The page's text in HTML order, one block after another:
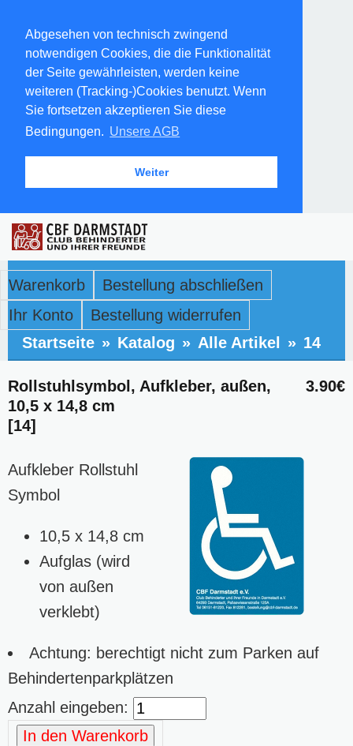
Abgesehen von technisch zwingend
notwendigen Cookies, die die Funktionalität
der Seite gewährleisten, werden keine
weiteren (Tracking-)Cookies benutzt. Wenn
Sie fortsetzen akzeptieren Sie diese
Bedingungen. Unsere AGB
Weiter
Warenkorb
Bestellung abschließen
Ihr Konto
Bestellung widerrufen
Startseite » Katalog » Alle Artikel » 14
3.90€
Rollstuhlsymbol, Aufkleber, außen,
10,5 x 14,8 cm
[14]
Aufkleber Rollstuhl
Symbol
10,5 x 14,8 cm
Aufglas (wird
von außen
verklebt)
Achtung: berechtigt nicht zum Parken auf
Behindertenparkplätzen
Anzahl eingeben:
In den Warenkorb